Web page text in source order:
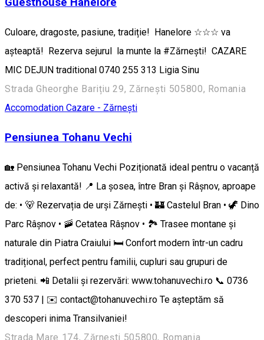
Culoare, dragoste, pasiune, tradiție! Hanelore ☆☆☆ va
așteaptă! Rezerva sejurul la munte la #Zărnești! CAZARE
MIC DEJUN traditional 0740 255 313 Ligia Sinu
Strada Gheorghe Barițiu 29, Zărnești 505800, Romania
Accomodation Cazare - Zărnești
Pensiunea Tohanu Vechi
🏡 Pensiunea Tohanu Vechi Poziționată ideal pentru o vacanță
activă și relaxantă! 📍 La șosea, între Bran și Râșnov, aproape
de: • 🐻 Rezervația de urși Zărnești • 🏰 Castelul Bran • 🦖 Dino
Parc Râșnov • 🚠 Cetatea Râșnov • 🏞️ Trasee montane și
naturale din Piatra Craiului 🛏️ Confort modern într-un cadru
tradițional, perfect pentru familii, cupluri sau grupuri de
prieteni. 📲 Detalii și rezervări: www.tohanuvechi.ro 📞 0736
370 537 | ✉️ contact@tohanuvechi.ro Te așteptăm să
descoperi inima Transilvaniei!
Strada Mare 174, Zărnești 505800, Romania